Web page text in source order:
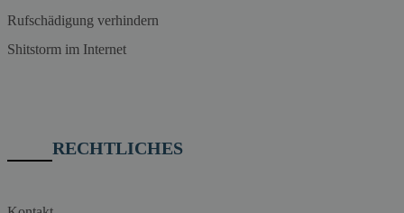
Rufschädigung verhindern
Shitstorm im Internet
RECHTLICHES